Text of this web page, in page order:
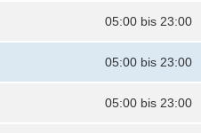
05:00 bis 23:00
05:00 bis 23:00
05:00 bis 23:00